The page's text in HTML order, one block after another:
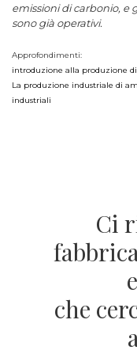
emissioni di carbonio, e
sono già operativi.
Approfondimenti:
introduzione alla produzione
La produzione industriale di
industriali
Ci
che